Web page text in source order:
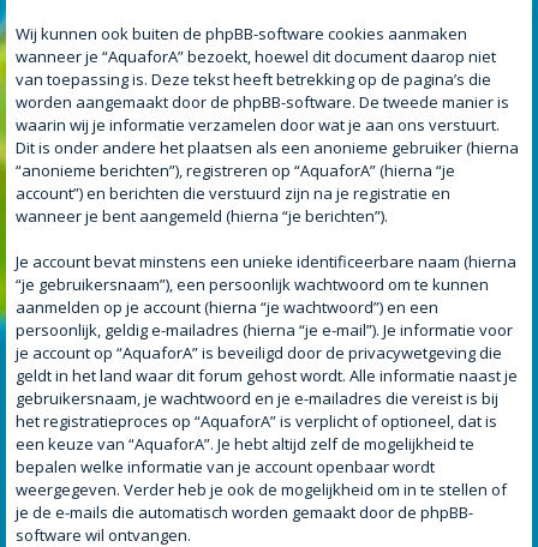
Wij kunnen ook buiten de phpBB-software cookies aanmaken
wanneer je “AquaforA” bezoekt, hoewel dit document daarop niet
van toepassing is. Deze tekst heeft betrekking op de pagina’s die
worden aangemaakt door de phpBB-software. De tweede manier is
waarin wij je informatie verzamelen door wat je aan ons verstuurt.
Dit is onder andere het plaatsen als een anonieme gebruiker (hierna
“anonieme berichten”), registreren op “AquaforA” (hierna “je
account”) en berichten die verstuurd zijn na je registratie en
wanneer je bent aangemeld (hierna “je berichten”).
Je account bevat minstens een unieke identificeerbare naam (hierna
“je gebruikersnaam”), een persoonlijk wachtwoord om te kunnen
aanmelden op je account (hierna “je wachtwoord”) en een
persoonlijk, geldig e-mailadres (hierna “je e-mail”). Je informatie voor
je account op “AquaforA” is beveiligd door de privacywetgeving die
geldt in het land waar dit forum gehost wordt. Alle informatie naast je
gebruikersnaam, je wachtwoord en je e-mailadres die vereist is bij
het registratieproces op “AquaforA” is verplicht of optioneel, dat is
een keuze van “AquaforA”. Je hebt altijd zelf de mogelijkheid te
bepalen welke informatie van je account openbaar wordt
weergegeven. Verder heb je ook de mogelijkheid om in te stellen of
je de e-mails die automatisch worden gemaakt door de phpBB-
software wil ontvangen.